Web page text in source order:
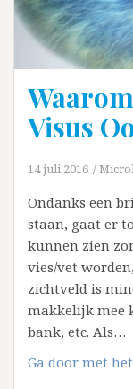
Visus
14 juli 2016
Ondanks een
staan, gaat er
kunnen zien
vies/vet
zichtveld is
makkelijk mee
bank, etc. Als…
Ga door met